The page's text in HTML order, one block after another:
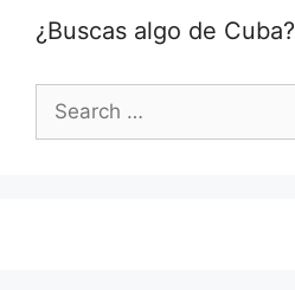
¿Buscas algo de Cuba?
Search
for: